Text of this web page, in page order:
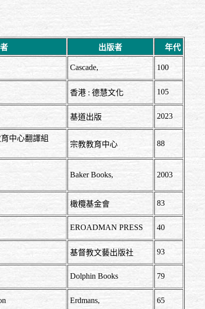
出版者 年代
Cascade, 100
香港 : 德慧文化 105
基道出版 2023
中心翻譯組
宗教教育中心 88
Baker Books, 2003
橄欖基金會 83
EROADMAN PRESS 40
基督教文藝出版社 93
Dolphin Books 79
Erdmans, 65